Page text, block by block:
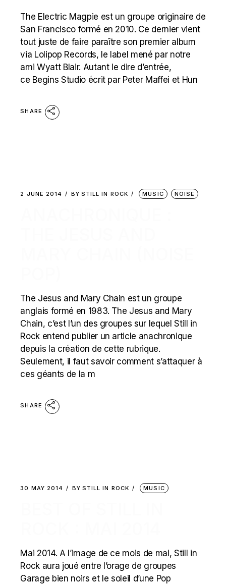
The Electric Magpie est un groupe originaire de
San Francisco formé en 2010. Ce dernier vient
tout juste de faire paraître son premier album
via Lolipop Records, le label mené par notre
ami Wyatt Blair. Autant le dire d’entrée,
ce Begins Studio écrit par Peter Maffei et Hun
SHARE
2 JUNE 2014 BY STILL IN ROCK MUSIC NOISE
The Jesus and Mary Chain est un groupe
anglais formé en 1983. The Jesus and Mary
Chain, c’est l’un des groupes sur lequel Still in
Rock entend publier un article anachronique
depuis la création de cette rubrique.
Seulement, il faut savoir comment s’attaquer à
ces géants de la m
SHARE
30 MAY 2014 BY STILL IN ROCK MUSIC
Mai 2014. A l’image de ce mois de mai, Still in
Rock aura joué entre l’orage de groupes
Garage bien noirs et le soleil d’une Pop